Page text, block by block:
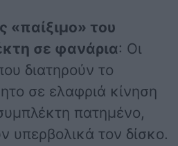
«παίξιμο» του
σε φανάρια: Οι
διατηρούν το
σε ελαφριά κίνηση
πατημένο,
υπερβολικά τον δίσκο.